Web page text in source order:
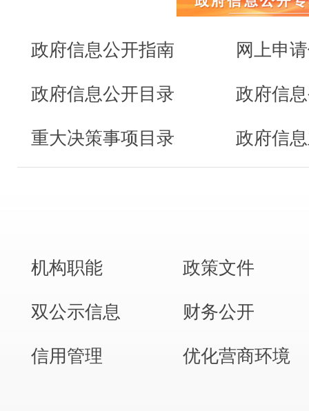
政府信息公开指南 网上申
政府信息公开目录 政府信
重大决策事项目录 政府信
机构职能 政策文件
双公示信息 财务公开
信用管理 优化营商环境